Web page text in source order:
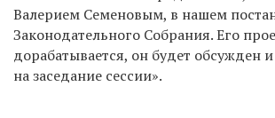
Валерием Семеновым, в нашем
Законодательного Собрания. Его
дорабатывается, он будет обсужден
на заседание сессии».